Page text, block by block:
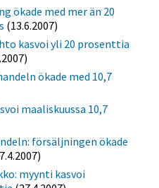
ökade med mer än 20
(13.6.2007)
kasvoi yli 20 prosenttia
ökade med 10,7
maaliskuussa 10,7
försäljningen ökade
myynti kasvoi